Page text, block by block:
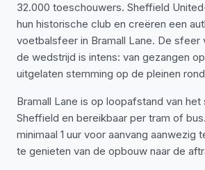
32.000 toeschouwers. Sheffield
hun historische club en creëren een
voetbalsfeer in Bramall Lane. De sfeer
de wedstrijd is intens: van gezangen
uitgelaten stemming op de pleinen
Bramall Lane is op loopafstand van
Sheffield en bereikbaar per tram of
minimaal 1 uur voor aanvang aanwezig
te genieten van de opbouw naar de